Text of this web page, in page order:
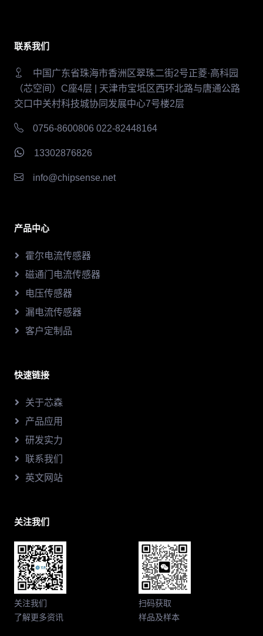
联系我们
中国广东省珠海市香洲区翠珠二街2号正菱·高科园
（芯空间）C座4层 | 天津市宝坻区西环北路与唐通公路
交口中关村科技城协同发展中心7号楼2层
0756-8600806 022-82448164
13302876826
info@chipsense.net
产品中心
霍尔电流传感器
磁通门电流传感器
电压传感器
漏电流传感器
客户定制品
快速链接
关于芯森
产品应用
研发实力
联系我们
英文网站
关注我们
关注我们
了解更多资讯
扫码获取
样品及样本